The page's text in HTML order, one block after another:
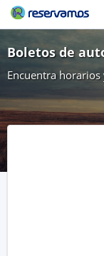
Boletos de
Encuentra